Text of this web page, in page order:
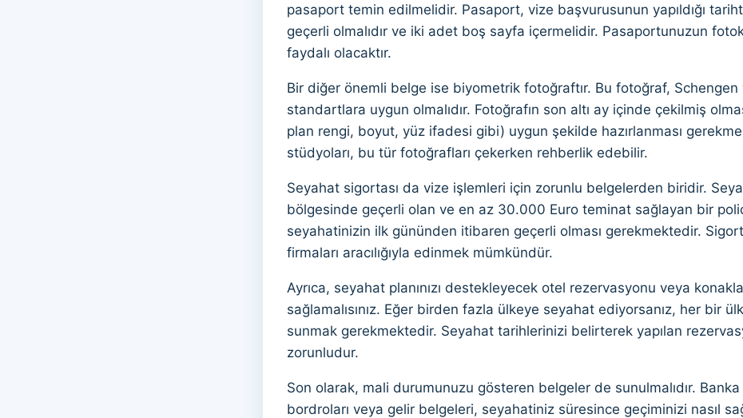
pasaport temin edilmelidir. Pasaport, vize başvurusunun yapıldığı
geçerli olmalıdır ve iki adet boş sayfa içermelidir. Pasaportunuzun
faydalı olacaktır.
Bir diğer önemli belge ise biyometrik fotoğraftır. Bu fotoğraf,
standartlara uygun olmalıdır. Fotoğrafın son altı ay içinde çekilmiş
plan rengi, boyut, yüz ifadesi gibi) uygun şekilde hazırlanması
stüdyoları, bu tür fotoğrafları çekerken rehberlik edebilir.
Seyahat sigortası da vize işlemleri için zorunlu belgelerden biridir.
bölgesinde geçerli olan ve en az 30.000 Euro teminat sağlayan bir
seyahatinizin ilk gününden itibaren geçerli olması gerekmektedir.
firmaları aracılığıyla edinmek mümkündür.
Ayrıca, seyahat planınızı destekleyecek otel rezervasyonu veya
sağlamalısınız. Eğer birden fazla ülkeye seyahat ediyorsanız, her bir
sunmak gerekmektedir. Seyahat tarihlerinizi belirterek yapılan
zorunludur.
Son olarak, mali durumunuzu gösteren belgeler de sunulmalıdır.
bordroları veya gelir belgeleri, seyahatiniz süresince geçiminizi nasıl